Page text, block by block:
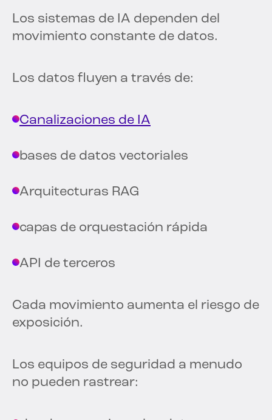
Los sistemas de IA dependen del
movimiento constante de datos.
Los datos fluyen a través de:
Canalizaciones de IA
bases de datos vectoriales
Arquitecturas RAG
capas de orquestación rápida
API de terceros
Cada movimiento aumenta el riesgo de
exposición.
Los equipos de seguridad a menudo
no pueden rastrear: